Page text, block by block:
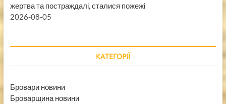
жертва та постраждалі, сталися пожежі
2026-08-05
КАТЕГОРІЇ
Бровари новини
Броварщина новини